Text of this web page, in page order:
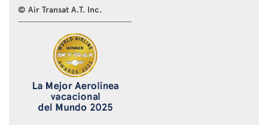
© Air Transat A.T. Inc.